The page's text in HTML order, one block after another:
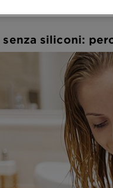
senza siliconi: